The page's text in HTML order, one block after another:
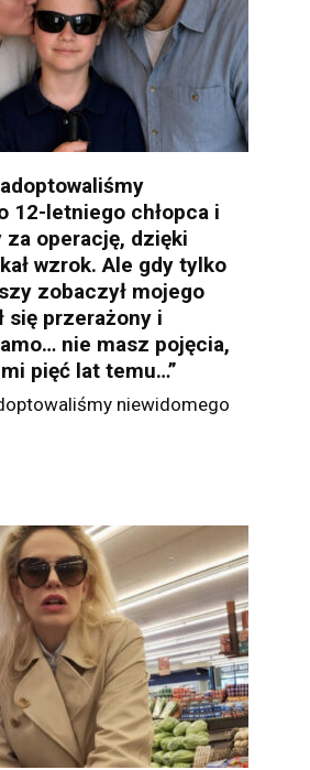
12-letniego chłopca i
za operację, dzięki
wzrok. Ale gdy tylko
zobaczył mojego
się przerażony i
nie masz pojęcia,
pięć lat temu…”
niewidomego